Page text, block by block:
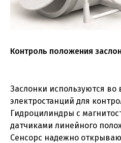
Контроль положения
Заслонки используются во
электростанций для
Гидроцилиндры с
датчиками линейного
Сенсорс надежно